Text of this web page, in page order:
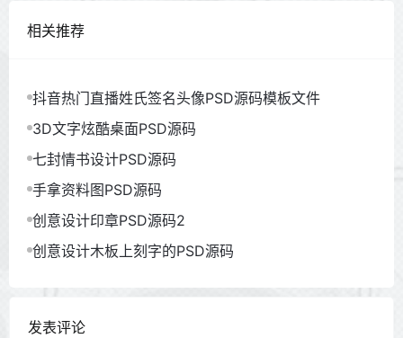
相关推荐
抖音热门直播姓氏签名头像PSD源码模板文件
3D文字炫酷桌面PSD源码
七封情书设计PSD源码
手拿资料图PSD源码
创意设计印章PSD源码2
创意设计木板上刻字的PSD源码
发表评论